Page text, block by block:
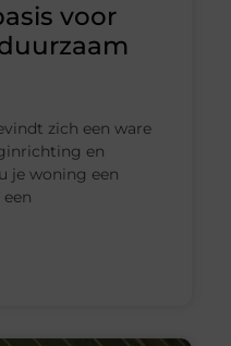
voor
zich een ware
en
je woning een